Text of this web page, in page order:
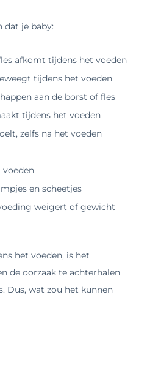
dat je baby:
afkomt tijdens het voeden
tijdens het voeden
aan de borst of fles
tijdens het voeden
zelfs na het voeden
en scheetjes
weigert of gewicht
het voeden, is het
de oorzaak te achterhalen
Dus, wat zou het kunnen